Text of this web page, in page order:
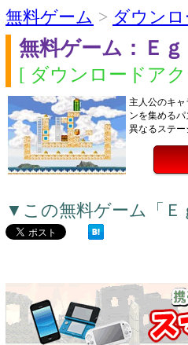
無料ゲーム > ダウン
無料ゲーム：Ｅｇ
[ ダウンロードア
主人公のキ
ンを集める
異なるステ
▼この無料ゲーム「Ｅ